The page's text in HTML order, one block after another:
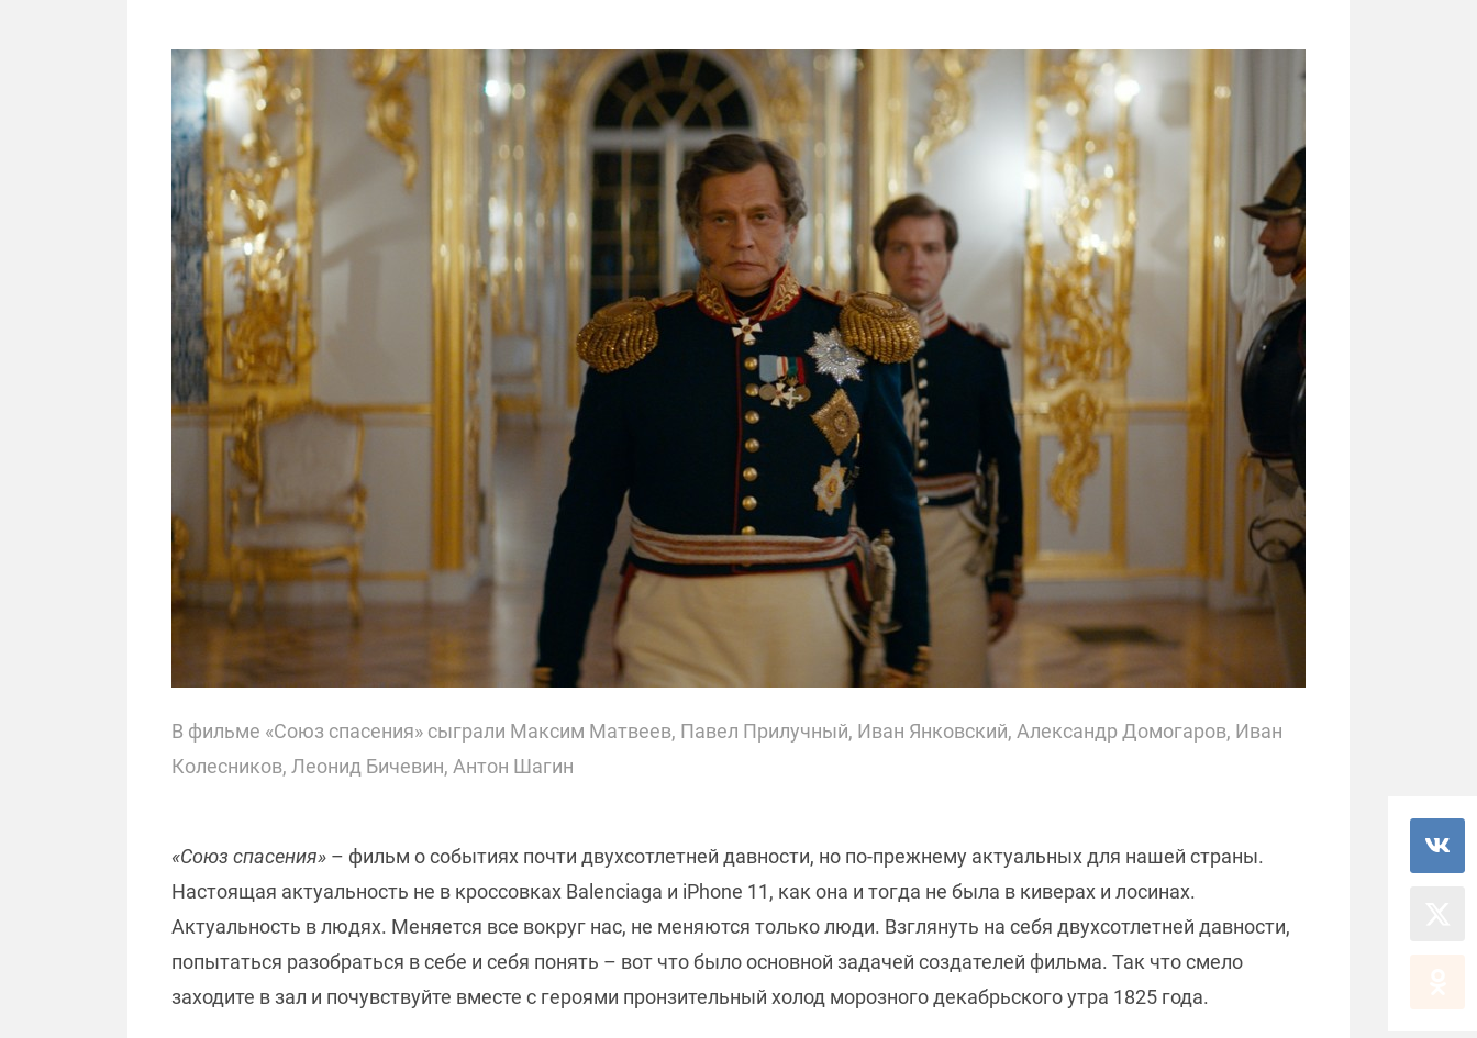
В фильме «Союз спасения» сыграли Максим Матвеев, Павел Прилучный, Иван Янковский, Александр Домогаров, Иван
Колесников, Леонид Бичевин, Антон Шагин
«Союз спасения» – фильм о событиях почти двухсотлетней давности, но по-прежнему актуальных для нашей страны.
Настоящая актуальность не в кроссовках Balenciaga и iPhone 11, как она и тогда не была в киверах и лосинах.
Актуальность в людях. Меняется все вокруг нас, не меняются только люди. Взглянуть на себя двухсотлетней давности,
попытаться разобраться в себе и себя понять – вот что было основной задачей создателей фильма. Так что смело
заходите в зал и почувствуйте вместе с героями пронзительный холод морозного декабрьского утра 1825 года.